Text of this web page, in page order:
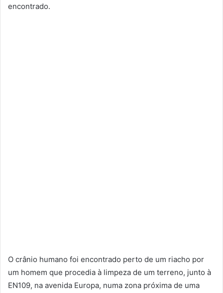
encontrado.
O crânio humano foi encontrado perto de um riacho por
um homem que procedia à limpeza de um terreno, junto à
EN109, na avenida Europa, numa zona próxima de uma